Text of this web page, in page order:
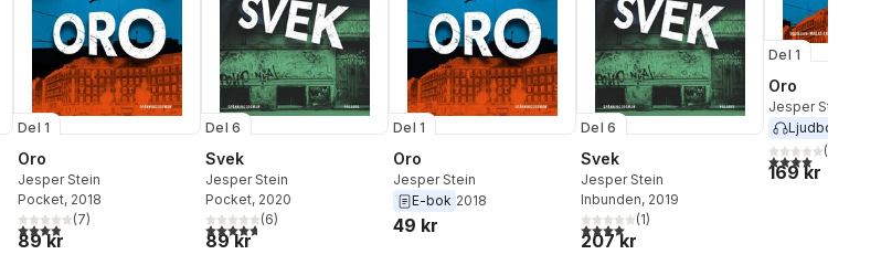
Del 1
Oro
Jesper Stein
Pocket, 2018
3,9utav 5 stjärnor. Totalt antal röster:
(7)
89 kr
Del 6
Svek
Jesper Stein
Pocket, 2020
4,7utav 5 stjärnor. Totalt antal röster:
(6)
89 kr
Del 1
Oro
Jesper Stein
E-bok 2018
49 kr
Del 6
Svek
Jesper Stein
Inbunden, 2019
4,0utav 5 stjärnor. Totalt antal röster:
(1)
207 kr
Del 1
Oro
Jesper Stein
Ljudbok
4,0utav 5(
169 kr